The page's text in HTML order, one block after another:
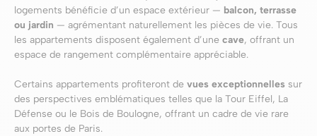
logements bénéficie d’un espace extérieur — balcon, terrasse
ou jardin — agrémentant naturellement les pièces de vie. Tous
les appartements disposent également d’une cave, offrant un
espace de rangement complémentaire appréciable.
Certains appartements profiteront de vues exceptionnelles sur
des perspectives emblématiques telles que la Tour Eiffel, La
Défense ou le Bois de Boulogne, offrant un cadre de vie rare
aux portes de Paris.